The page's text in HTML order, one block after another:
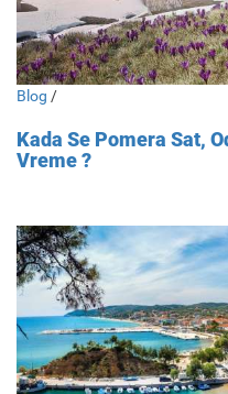
Blog /
Kada Se Pomera Sat,
Vreme ?